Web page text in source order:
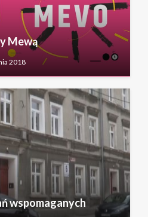
Mewą
2018
wspomaganych